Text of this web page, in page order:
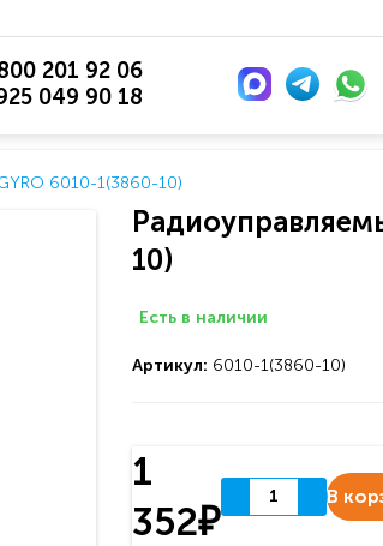
201 92 06
049 90 18
6010-1(3860-10)
10)
Есть в наличии
Артикул: 6010-1(3860-10)
1
352₽
В